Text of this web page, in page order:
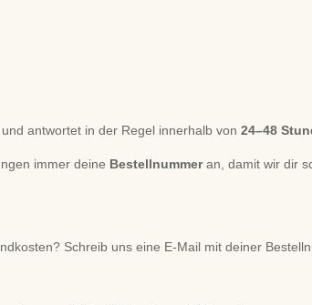
antwortet in der Regel innerhalb von24–48
immer deine Bestellnummeran, damit wir dir
Schreib uns eine E-Mail mit deiner